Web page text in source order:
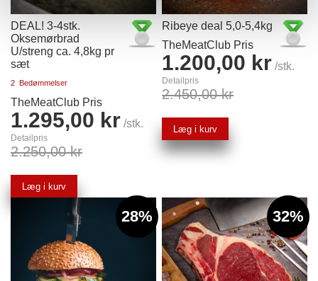
DEAL! 3-4stk.
Oksemørbrad
U/streng ca. 4,8kg pr
sæt
2 Bedømmelser
TheMeatClub Pris
1.295,00 kr /stk.
Detailpris
2.250,00 kr
Læg i kurv
Ribeye deal 5,0-5,4kg
TheMeatClub Pris
1.200,00 kr /stk.
Detailpris
2.450,00 kr
Læg i kurv
28% 32%